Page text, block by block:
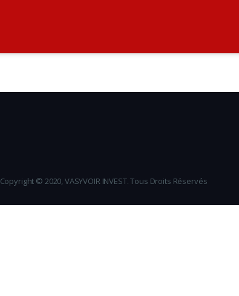
Copyright © 2020, VASYVOIR INVEST. Tous Droits Réservés